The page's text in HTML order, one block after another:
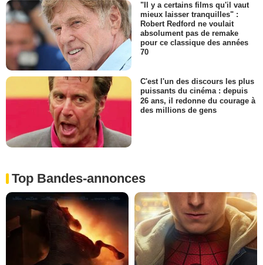
"Il y a certains films qu'il vaut
mieux laisser tranquilles" :
Robert Redford ne voulait
absolument pas de remake
pour ce classique des années
70
C'est l'un des discours les plus
puissants du cinéma : depuis
26 ans, il redonne du courage à
des millions de gens
Top Bandes-annonces